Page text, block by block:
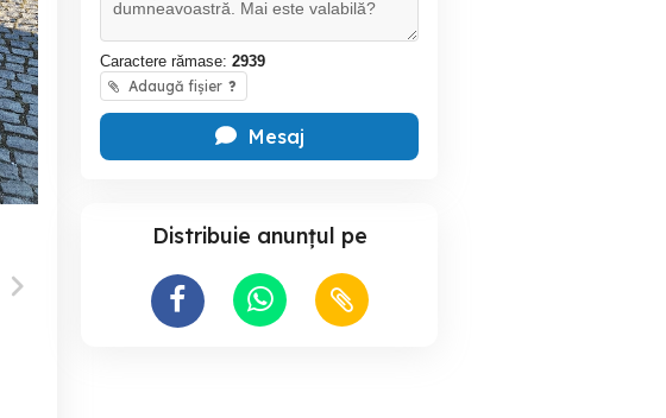
Caractere rămase: 2939
Adaugă fișier ?
Mesaj
Distribuie anunțul pe